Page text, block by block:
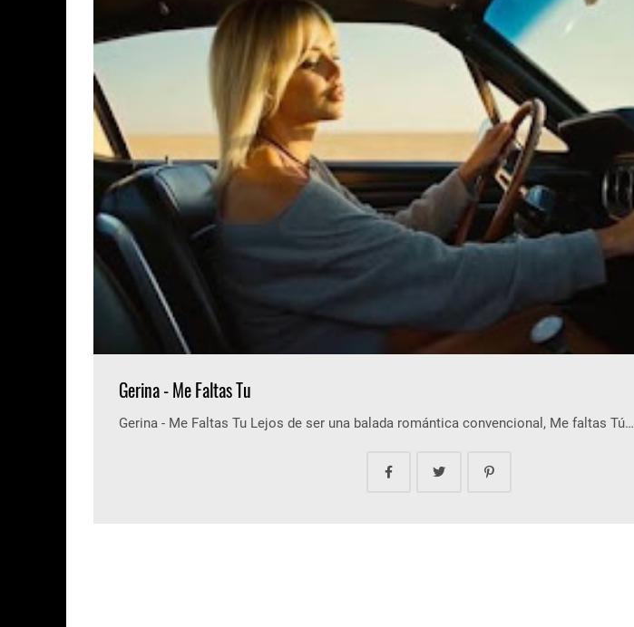
Gerina - Me Faltas Tu
Gerina - Me Faltas Tu Lejos de ser una balada romántica convencional, Me faltas Tú…